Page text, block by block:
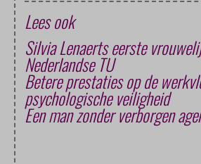
Lees ook
Silvia Lenaerts eerste
Nederlandse TU
Betere prestaties op de
psychologische veiligheid
Een man zonder verborgen